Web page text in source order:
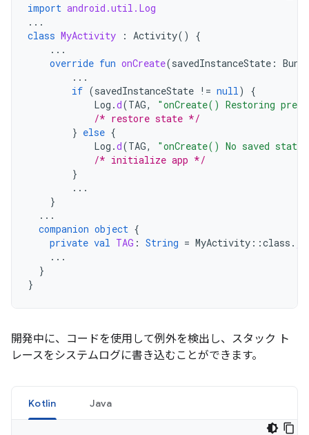
import android.util.Log
...
class MyActivity : Activity()
{
...
override fun onCreate(savedInstanceState :
...
if (savedInstanceState != null )
{
Log .d(TAG,
"onCreate() Restoring
/* restore state */
} else {
Log .d(TAG,
"onCreate() No saved
/* initialize app */
}
...
}
...
companion object {
private val TAG : String = MyActivity ::class .
...
}
}
開発中に、コードを使用して例外を検出し、スタック ト
レースをシステムログに書き込むことができます。
Kotlin Java